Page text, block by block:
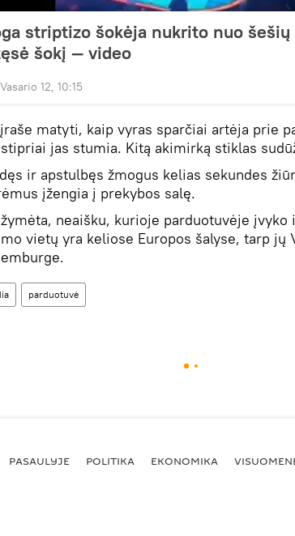
striptizo šokėja nukrito nuo
šokį — video
12, 10:15
matyti, kaip vyras sparčiai artėja prie
jas stumia. Kitą akimirką stiklas
ir apstulbęs žmogus kelias sekundes
įžengia į prekybos salę.
neaišku, kurioje parduotuvėje įvyko
vietų yra keliose Europos šalyse, tarp
parduotuvė
PASAULYJE POLITIKA EKONOMIKA